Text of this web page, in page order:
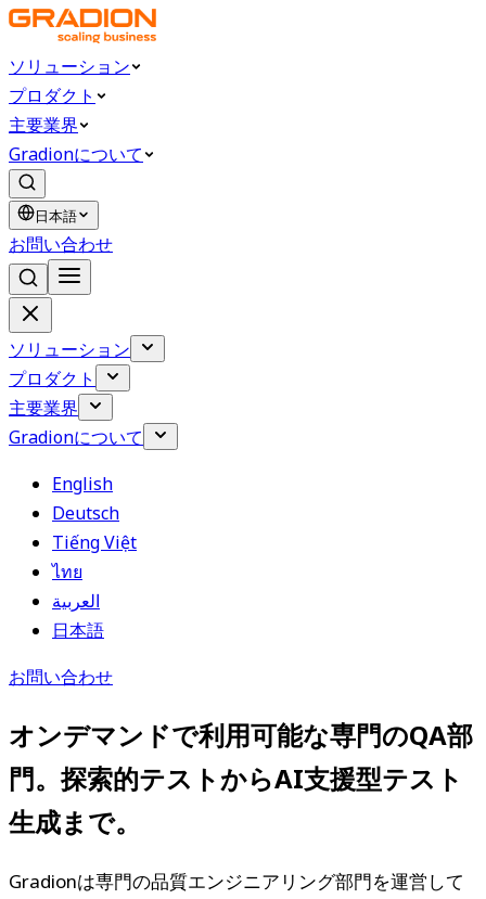
ソリューション
プロダクト
主要業界
Gradionについて
日本語
お問い合わせ
ソリューション
プロダクト
主要業界
Gradionについて
English
Deutsch
Tiếng Việt
ไทย
العربية
日本語
お問い合わせ
オンデマンドで利用可能な専門のQA部
門。探索的テストからAI支援型テスト
生成まで。
Gradionは専門の品質エンジニアリング部門を運営して